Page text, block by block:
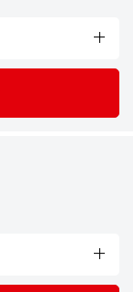
add
add